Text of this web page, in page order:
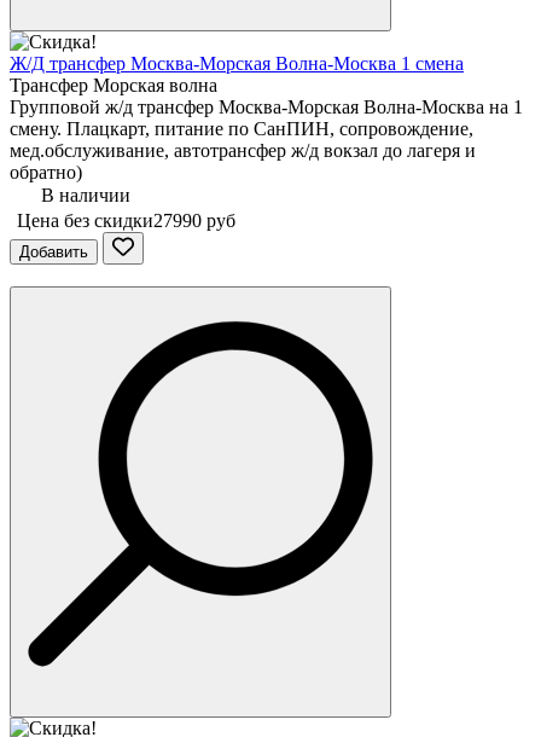
Ж/Д трансфер Москва-Морская Волна-Москва 1 смена
Трансфер Морская волна
Групповой ж/д трансфер Москва-Морская Волна-Москва на 1
смену. Плацкарт, питание по СанПИН, сопровождение,
мед.обслуживание, автотрансфер ж/д вокзал до лагеря и
обратно)
В наличии
Цена без скидки27990 руб
Добавить